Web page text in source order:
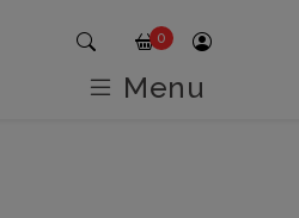
0
Menu